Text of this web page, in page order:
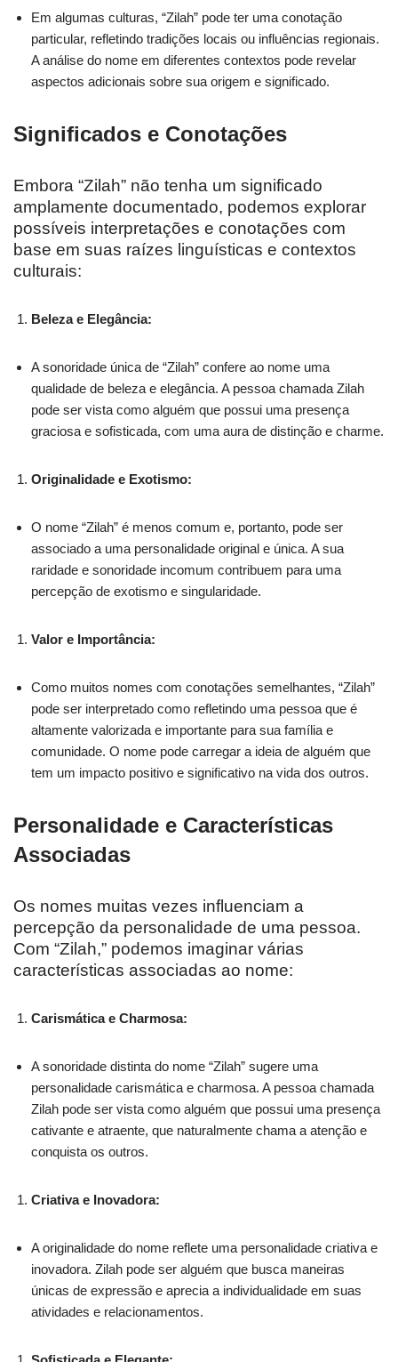
Em algumas culturas, “Zilah” pode ter uma conotação
particular, refletindo tradições locais ou influências regionais.
A análise do nome em diferentes contextos pode revelar
aspectos adicionais sobre sua origem e significado.
Significados e Conotações
Embora “Zilah” não tenha um significado
amplamente documentado, podemos explorar
possíveis interpretações e conotações com
base em suas raízes linguísticas e contextos
culturais:
Beleza e Elegância:
A sonoridade única de “Zilah” confere ao nome uma
qualidade de beleza e elegância. A pessoa chamada Zilah
pode ser vista como alguém que possui uma presença
graciosa e sofisticada, com uma aura de distinção e charme.
Originalidade e Exotismo:
O nome “Zilah” é menos comum e, portanto, pode ser
associado a uma personalidade original e única. A sua
raridade e sonoridade incomum contribuem para uma
percepção de exotismo e singularidade.
Valor e Importância:
Como muitos nomes com conotações semelhantes, “Zilah”
pode ser interpretado como refletindo uma pessoa que é
altamente valorizada e importante para sua família e
comunidade. O nome pode carregar a ideia de alguém que
tem um impacto positivo e significativo na vida dos outros.
Personalidade e Características
Associadas
Os nomes muitas vezes influenciam a
percepção da personalidade de uma pessoa.
Com “Zilah,” podemos imaginar várias
características associadas ao nome:
Carismática e Charmosa:
A sonoridade distinta do nome “Zilah” sugere uma
personalidade carismática e charmosa. A pessoa chamada
Zilah pode ser vista como alguém que possui uma presença
cativante e atraente, que naturalmente chama a atenção e
conquista os outros.
Criativa e Inovadora:
A originalidade do nome reflete uma personalidade criativa e
inovadora. Zilah pode ser alguém que busca maneiras
únicas de expressão e aprecia a individualidade em suas
atividades e relacionamentos.